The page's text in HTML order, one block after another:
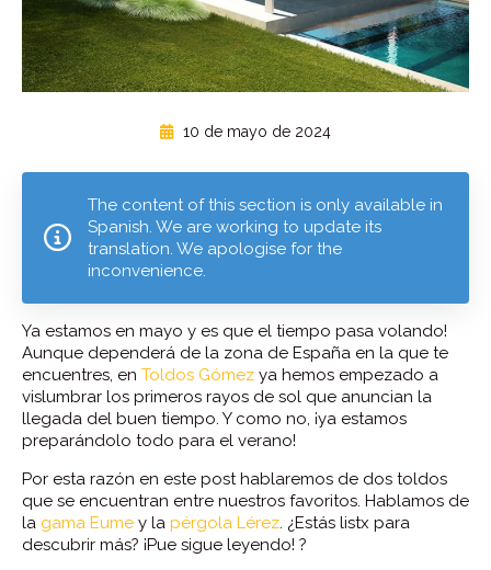
10 de mayo de 2024
The content of this section is only available in
Spanish. We are working to update its
translation. We apologise for the
inconvenience.
Ya estamos en mayo y es que el tiempo pasa volando!
Aunque dependerá de la zona de España en la que te
encuentres, en Toldos Gómez ya hemos empezado a
vislumbrar los primeros rayos de sol que anuncian la
llegada del buen tiempo. Y como no, ¡ya estamos
preparándolo todo para el verano!
Por esta razón en este post hablaremos de dos toldos
que se encuentran entre nuestros favoritos. Hablamos de
la gama Eume y la pérgola Lérez . ¿Estás listx para
descubrir más? ¡Pue sigue leyendo! ?